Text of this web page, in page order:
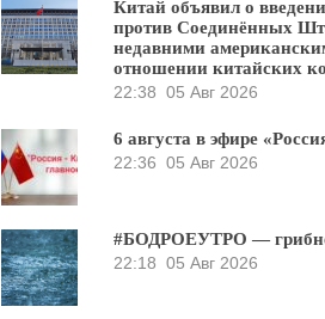
Китай объявил о
против Соединённых
недавними
отношении китайских
22:38 05 Авг 2026
6 августа в эфире
22:36 05 Авг 2026
#БОДРОЕУТРО —
22:18 05 Авг 2026